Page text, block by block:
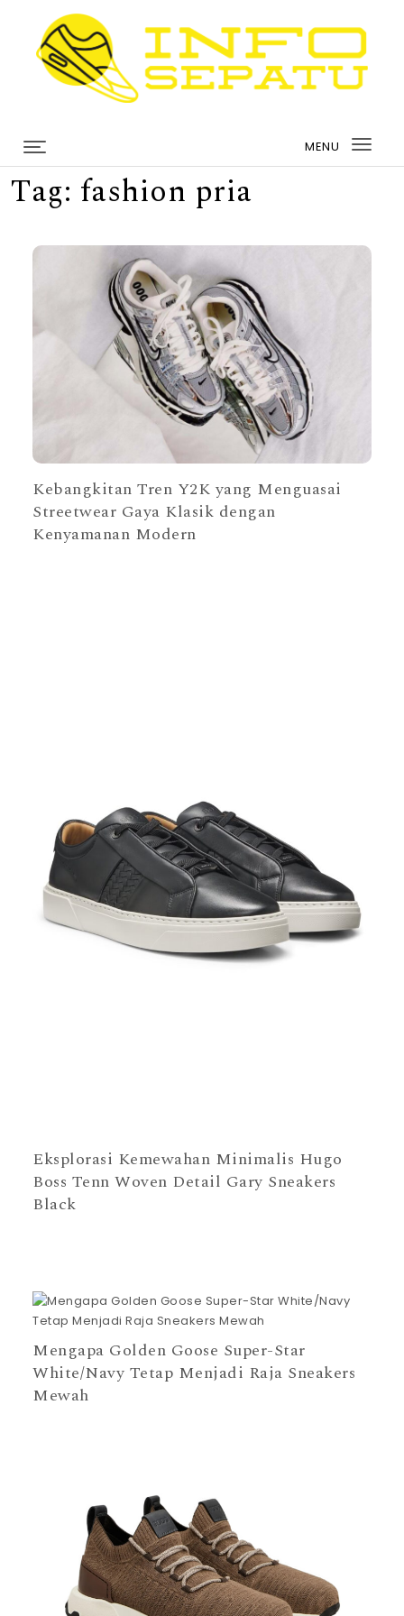
Skip to content
MENU
Tag: fashion pria
Kebangkitan Tren Y2K yang Menguasai
Streetwear Gaya Klasik dengan
Kenyamanan Modern
Eksplorasi Kemewahan Minimalis Hugo
Boss Tenn Woven Detail Gary Sneakers
Black
Mengapa Golden Goose Super-Star
White/Navy Tetap Menjadi Raja Sneakers
Mewah